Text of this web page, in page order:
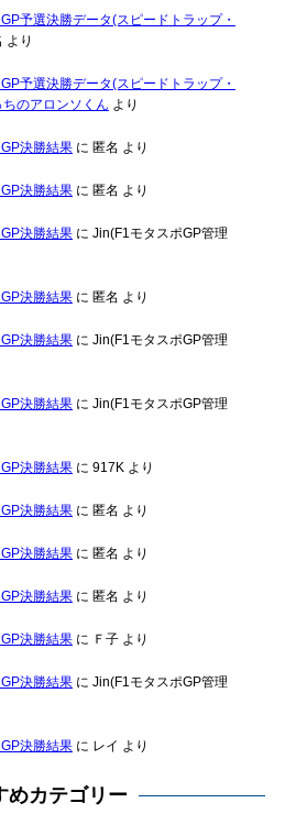
予選決勝データ(スピードトラップ・
より
予選決勝データ(スピードトラップ・
ちのアロンソくん より
決勝結果に 匿名 より
決勝結果に 匿名 より
決勝結果に Jin(F1モタスポGP管理
決勝結果に 匿名 より
決勝結果に Jin(F1モタスポGP管理
決勝結果に Jin(F1モタスポGP管理
決勝結果に 917Kより
決勝結果に 匿名 より
決勝結果に 匿名 より
決勝結果に 匿名 より
決勝結果に Ｆ子より
決勝結果に Jin(F1モタスポGP管理
決勝結果に レイ より
めカテゴリー